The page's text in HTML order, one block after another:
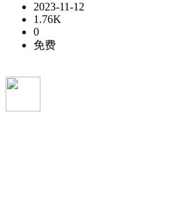
2023-11-12
1.76K
0
免费